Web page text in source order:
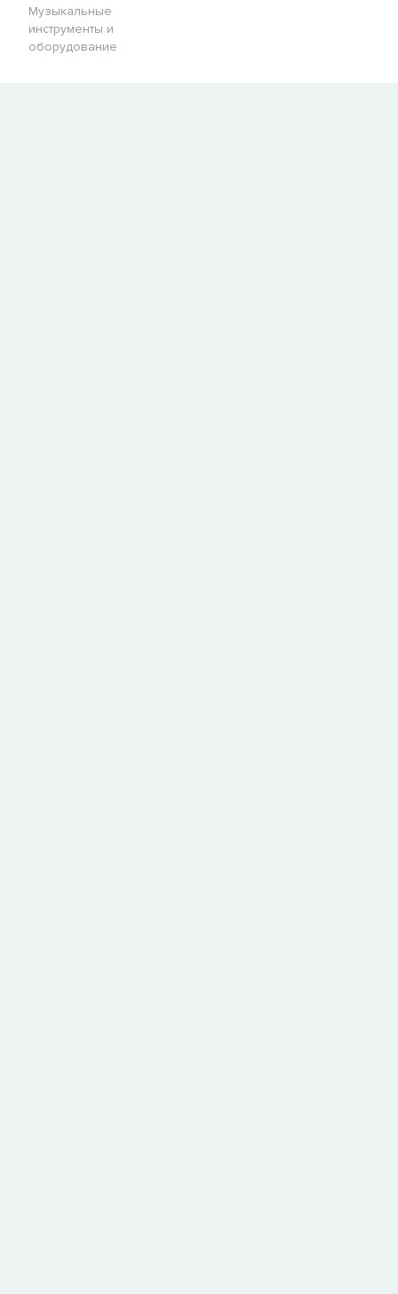
E-mail
Музыкальные
инструменты и
оборудование